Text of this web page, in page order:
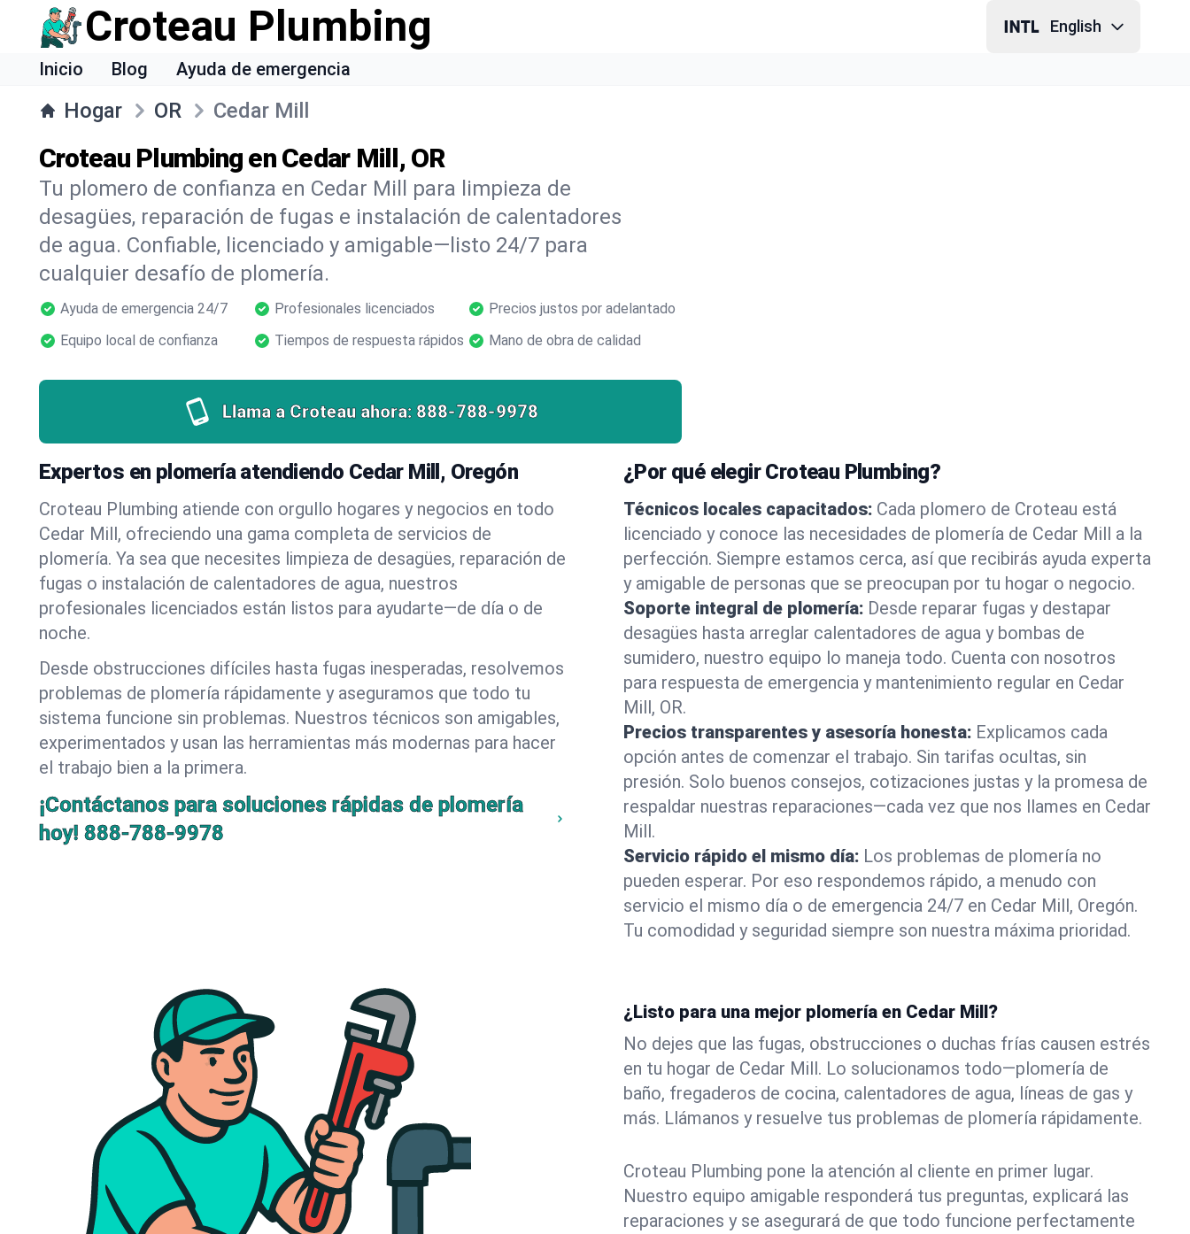
Croteau Plumbing English
Inicio Blog Ayuda de emergencia
Hogar OR Cedar Mill
Croteau Plumbing en Cedar Mill, OR
Tu plomero de confianza en Cedar Mill para limpieza de
desagües, reparación de fugas e instalación de calentadores
de agua. Confiable, licenciado y amigable—listo 24/7 para
cualquier desafío de plomería.
Ayuda de emergencia 24/7 Profesionales licenciados
Precios justos por adelantado
Equipo local de confianza
Tiempos de respuesta rápidos Mano de obra de calidad
Llama a Croteau ahora: 888-788-9978
Expertos en plomería atendiendo Cedar Mill, Oregón
Croteau Plumbing atiende con orgullo hogares y negocios en todo
Cedar Mill, ofreciendo una gama completa de servicios de
plomería. Ya sea que necesites limpieza de desagües, reparación de
fugas o instalación de calentadores de agua, nuestros
profesionales licenciados están listos para ayudarte—de día o de
noche.
Desde obstrucciones difíciles hasta fugas inesperadas, resolvemos
problemas de plomería rápidamente y aseguramos que todo tu
sistema funcione sin problemas. Nuestros técnicos son amigables,
experimentados y usan las herramientas más modernas para hacer
el trabajo bien a la primera.
¡Contáctanos para soluciones rápidas de plomería
hoy! 888-788-9978
¿Por qué elegir Croteau Plumbing?
Técnicos locales capacitados: Cada plomero de Croteau está
licenciado y conoce las necesidades de plomería de Cedar Mill a la
perfección. Siempre estamos cerca, así que recibirás ayuda experta
y amigable de personas que se preocupan por tu hogar o negocio.
Soporte integral de plomería: Desde reparar fugas y destapar
desagües hasta arreglar calentadores de agua y bombas de
sumidero, nuestro equipo lo maneja todo. Cuenta con nosotros
para respuesta de emergencia y mantenimiento regular en Cedar
Mill, OR.
Precios transparentes y asesoría honesta: Explicamos cada
opción antes de comenzar el trabajo. Sin tarifas ocultas, sin
presión. Solo buenos consejos, cotizaciones justas y la promesa de
respaldar nuestras reparaciones—cada vez que nos llames en Cedar
Mill.
Servicio rápido el mismo día: Los problemas de plomería no
pueden esperar. Por eso respondemos rápido, a menudo con
servicio el mismo día o de emergencia 24/7 en Cedar Mill, Oregón.
Tu comodidad y seguridad siempre son nuestra máxima prioridad.
¿Listo para una mejor plomería en Cedar Mill?
No dejes que las fugas, obstrucciones o duchas frías causen estrés
en tu hogar de Cedar Mill. Lo solucionamos todo—plomería de
baño, fregaderos de cocina, calentadores de agua, líneas de gas y
más. Llámanos y resuelve tus problemas de plomería rápidamente.
Croteau Plumbing pone la atención al cliente en primer lugar.
Nuestro equipo amigable responderá tus preguntas, explicará las
reparaciones y se asegurará de que todo funcione perfectamente